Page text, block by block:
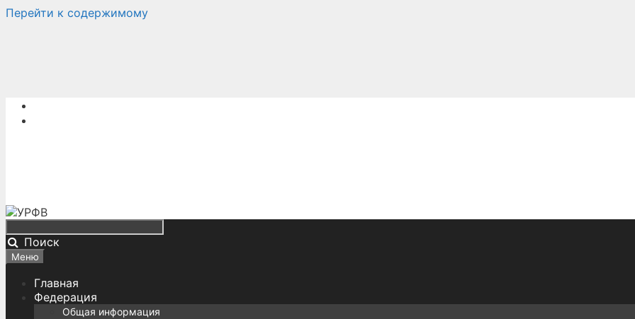
Перейти к содержимому
Поиск
Меню
Главная
Федерация
Общая информация